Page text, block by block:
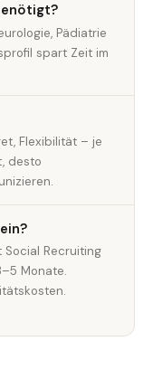
Pädiatrie
spart Zeit im
Flexibilität – je
desto
Social Recruiting
Monate.